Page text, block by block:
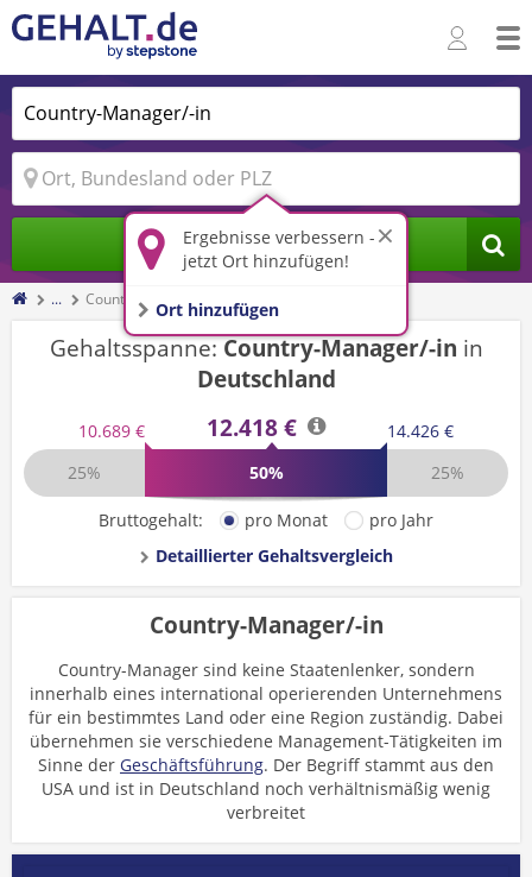
Ergebnisse verbessern -
jetzt Ort hinzufügen!
Ort hinzufügen
Jobs finden
... Country-Manager/-in
Gehaltsspanne:Country-Manager/-in in
Deutschland
10.689 € 12.418 €
14.426 €
25%
50% 25%
Bruttogehalt: pro Monat
pro Jahr
Detaillierter Gehaltsvergleich
Country-Manager/-in
Country-Manager sind keine Staatenlenker, sondern
innerhalb eines international operierenden Unternehmens
für ein bestimmtes Land oder eine Region zuständig. Dabei
übernehmen sie verschiedene Management-Tätigkeiten im
Sinne der Geschäftsführung. Der Begriff stammt aus den
USA und ist in Deutschland noch verhältnismäßig wenig
verbreitet